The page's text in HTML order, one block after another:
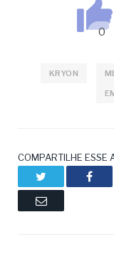
KRYON
COMPARTILHE ESSE
Email